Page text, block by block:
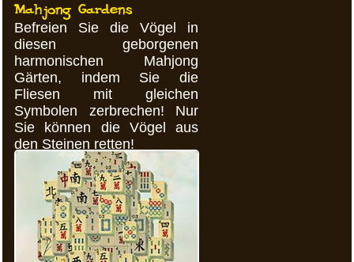
Mahjong Gardens
Befreien Sie die Vögel in
diesen geborgenen
harmonischen Mahjong
Gärten, indem Sie die
Fliesen mit gleichen
Symbolen zerbrechen! Nur
Sie können die Vögel aus
den Steinen retten!